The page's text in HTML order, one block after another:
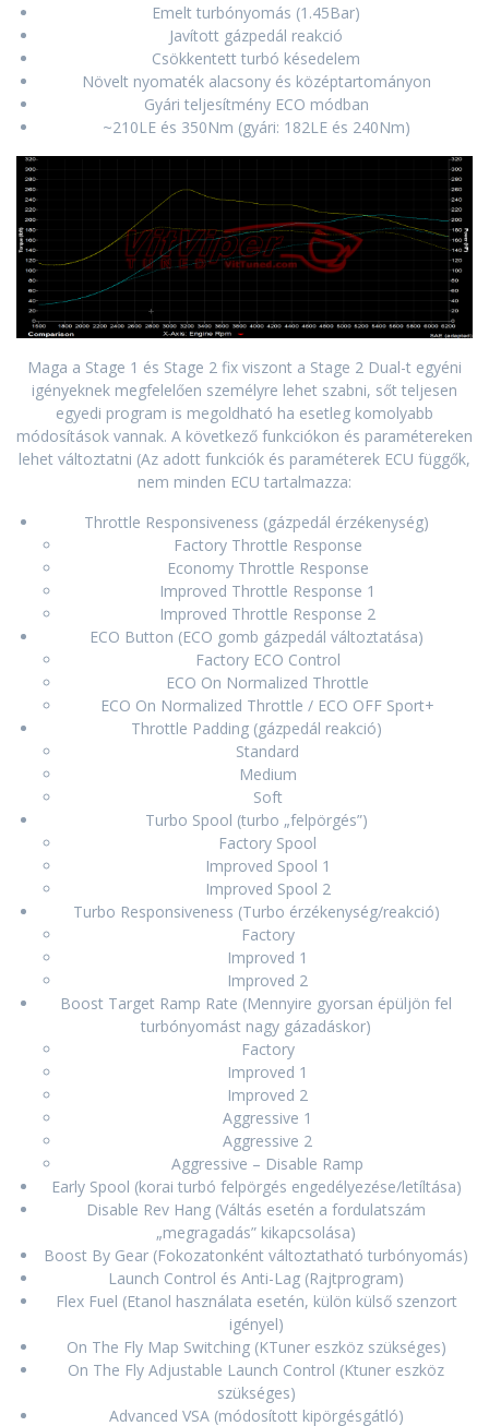
Emelt turbónyomás (1.45Bar)
Javított gázpedál reakció
Csökkentett turbó késedelem
Növelt nyomaték alacsony és középtartományon
Gyári teljesítmény ECO módban
~210LE és 350Nm (gyári: 182LE és 240Nm)
Maga a Stage 1 és Stage 2 fix viszont a Stage 2 Dual-t egyéni
igényeknek megfelelően személyre lehet szabni, sőt teljesen
egyedi program is megoldható ha esetleg komolyabb
módosítások vannak. A következő funkciókon és paramétereken
lehet változtatni (Az adott funkciók és paraméterek ECU függők,
nem minden ECU tartalmazza:
Throttle Responsiveness (gázpedál érzékenység)
Factory Throttle Response
Economy Throttle Response
Improved Throttle Response 1
Improved Throttle Response 2
ECO Button (ECO gomb gázpedál változtatása)
Factory ECO Control
ECO On Normalized Throttle
ECO On Normalized Throttle / ECO OFF Sport+
Throttle Padding (gázpedál reakció)
Standard
Medium
Soft
Turbo Spool (turbo „felpörgés”)
Factory Spool
Improved Spool 1
Improved Spool 2
Turbo Responsiveness (Turbo érzékenység/reakció)
Factory
Improved 1
Improved 2
Boost Target Ramp Rate (Mennyire gyorsan épüljön fel
turbónyomást nagy gázadáskor)
Factory
Improved 1
Improved 2
Aggressive 1
Aggressive 2
Aggressive – Disable Ramp
Early Spool (korai turbó felpörgés engedélyezése/letíltása)
Disable Rev Hang (Váltás esetén a fordulatszám
„megragadás” kikapcsolása)
Boost By Gear (Fokozatonként változtatható turbónyomás)
Launch Control és Anti-Lag (Rajtprogram)
Flex Fuel (Etanol használata esetén, külön külső szenzort
igényel)
On The Fly Map Switching (KTuner eszköz szükséges)
On The Fly Adjustable Launch Control (Ktuner eszköz
szükséges)
Advanced VSA (módosított kipörgésgátló)